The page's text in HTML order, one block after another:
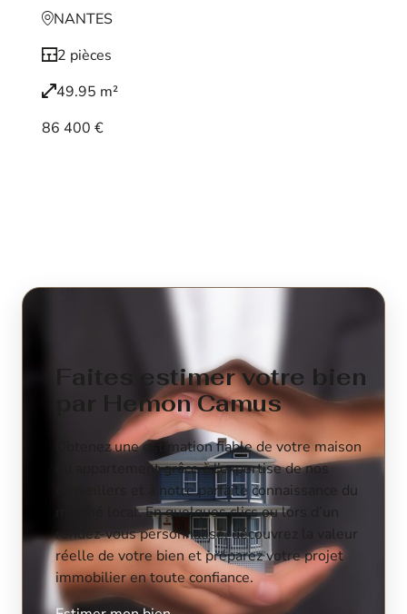
NANTES
2 pièces
49.95 m²
86 400 €
Faites estimer votre bien
par Hemon Camus
Obtenez une estimation fiable de votre maison
ou appartement grâce à l’expertise de nos
conseillers et à notre parfaite connaissance du
marché local. En quelques clics ou lors d’un
rendez-vous personnalisé, découvrez la valeur
réelle de votre bien et préparez votre projet
immobilier en toute confiance.